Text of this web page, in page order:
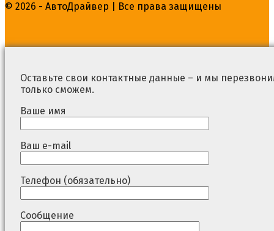
© 2026 - АвтоДрайвер | Все права защищены
Оставьте свои контактные данные – и мы
только сможем.
Ваше имя
Ваш e-mail
Телефон (обязательно)
Сообщение